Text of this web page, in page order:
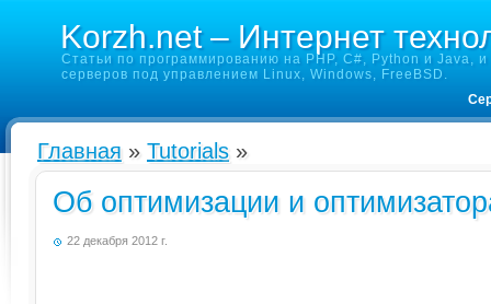
Korzh.net – Интернет
Статьи по программированию на PHP, C#, Python и Java,
серверов под управлением Linux, Windows, FreeBSD.
Главная » Tutorials »
Об оптимизации и
22 декабря 2012 г.